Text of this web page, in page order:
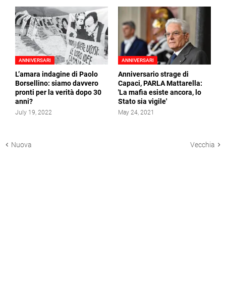
ANNIVERSARI
L’amara indagine di Paolo
Borsellino: siamo davvero
pronti per la verità dopo 30
anni?
July 19, 2022
ANNIVERSARI
Anniversario strage di
Capaci, PARLA Mattarella:
'La mafia esiste ancora, lo
Stato sia vigile'
May 24, 2021
Nuova Vecchia